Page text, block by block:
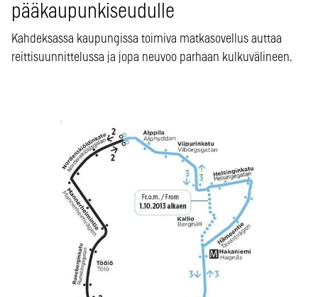
pääkaupunkiseudulle
Kahdeksassa kaupungissa toimiva matkasovellus auttaa
reittisuunnittelussa ja jopa neuvoo parhaan kulkuvälineen.